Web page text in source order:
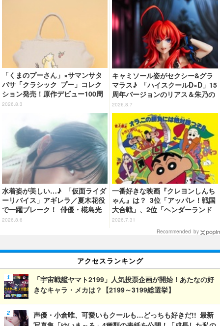
「くまのプーさん」×サマンサタ
バサ「クラシック プー」コレク
ション発売！原作デビュー100周
年記念でハンドバッグや財布など
全6種が登場
2026.8.3
キャミソール姿がセクシー&グラ
マラス♪ 「ハイスクールD×D」15
周年バージョンのリアス＆朱乃の
フィギュアがリニューアルパッケ
ージで登場！
2026.8.7
水着姿が美しい…♪ 「仮面ライダ
ーリバイス」アギレラ／夏木花役
で一躍ブレーク！ 俳優・椛島光
の2nd写真集が予約開始
2026.8.6
一番好きな映画『クレヨンしんち
ゃん』は？ 3位「アッパレ！戦国
大合戦」、2位「ヘンダーランド
の大冒険」、1位は…？【『映画
クレヨンしんちゃん 奇々怪々！
2026.7.31
Recommended by
アクセスランキング
「宇宙戦艦ヤマト2199」人気投票企画が開始！あたなの好
きなキャラ・メカは？【2199～3199総選挙】
声優・小倉唯、可愛いもクールも…どっちも好きだ!! 最新